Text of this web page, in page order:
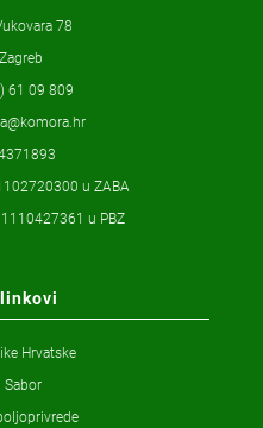
78
61 09 809
u ZABA
u PBZ
Hrvatske
Sabor